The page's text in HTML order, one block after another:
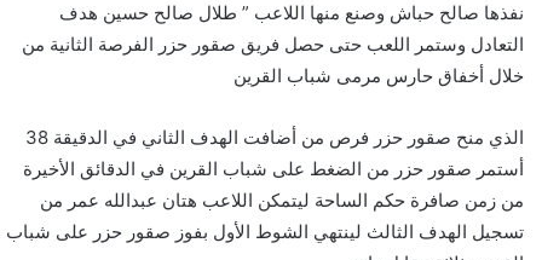
نفذها صالح حباش وصنع منها اللاعب ” طلال صالح حسين هدف
التعادل وستمر اللعب حتى حصل فريق صقور حزر الفرصة الثانية من
خلال أخفاق حارس مرمى شباب القرين
الذي منح صقور حزر فرص من أضافت الهدف الثاني في الدقيقة 38
أستمر صقور حزر من الضغط على شباب القرين في الدقائق الأخيرة
من زمن صافرة حكم الساحة ليتمكن اللاعب هتان عبدالله عمر من
تسجيل الهدف الثالث لينتهي الشوط الأول بفوز صقور حزر على شباب